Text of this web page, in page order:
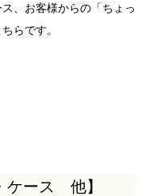
、お客様からの「ちょっ
らです。
ケース 他】